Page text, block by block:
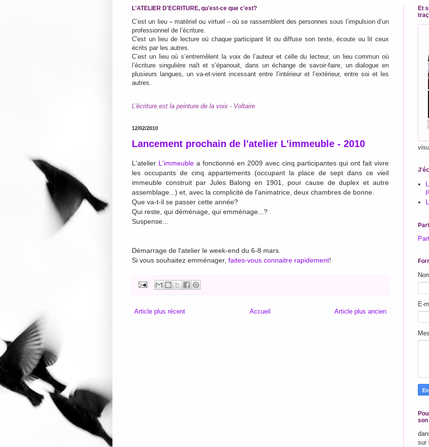
L'ATELIER D'ECRITURE, qu'est-ce que c'est?
C’est un lieu – matériel ou virtuel – où se rassemblent des personnes sous l’impulsion d’un
professionnel de l’écriture.
C'est un lieu de lecture où chaque participant lit ou diffuse son texte, écoute ou lit ceux
écrits par les autres.
C’est un lieu où s’entremêlent la voix de l’auteur et celle du lecteur, un lieu commun où
l’écriture singulière naît et s’épanouit, dans un échange de savoir-faire, un dialogue en
plusieurs langues, un va-et-vient incessant entre l’intérieur et l’extérieur, entre soi et les
autres.
L'écriture est la peinture de la voix - Voltaire
12/02/2010
Lancement prochain de l'atelier L'immeuble - 2010
L'atelier L'immeuble a fonctionné en 2009 avec cinq participantes qui ont fait vivre
les occupants de cinq appartements (occupant la place de sept dans ce vieil
immeuble construit par Jules Balong en 1901, pour cause de duplex et autre
assemblage...) et, avec la complicité de l'animatrice, deux chambres de bonne.
Que va-t-il se passer cette année?
Qui reste, qui déménage, qui emménage...?
Suspense...
Démarrage de l'atelier le week-end du 6-8 mars.
Si vous souhaitez emménager, faites-vous connaitre rapidement!
Article plus récent Article plus ancien
Accueil
Et
E-
sur